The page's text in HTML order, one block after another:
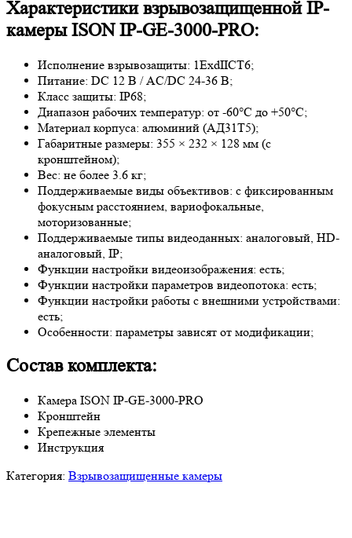
Характеристики взрывозащищенной IP-
камеры ISON IP-GE-3000-PRO:
Исполнение взрывозащиты: 1ExdIICT6;
Питание: DC 12 В / AC/DC 24-36 В;
Класс защиты: IP68;
Диапазон рабочих температур: от -60°C до +50°C;
Материал корпуса: алюминий (АД31Т5);
Габаритные размеры: 355 × 232 × 128 мм (с
кронштейном);
Вес: не более 3.6 кг;
Поддерживаемые виды объективов: с фиксированным
фокусным расстоянием, вариофокальные,
моторизованные;
Поддерживаемые типы видеоданных: аналоговый, HD-
аналоговый, IP;
Функции настройки видеоизображения: есть;
Функции настройки параметров видеопотока: есть;
Функции настройки работы с внешними устройствами:
есть;
Особенности: параметры зависят от модификации;
Состав комплекта:
Камера ISON IP-GE-3000-PRO
Кронштейн
Крепежные элементы
Инструкция
Категория: Взрывозащищенные камеры